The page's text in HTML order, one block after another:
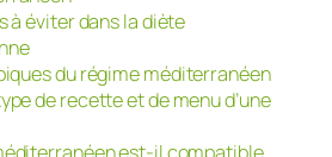
à éviter dans la diète
du régime méditerranéen
de recette et de menu d’une